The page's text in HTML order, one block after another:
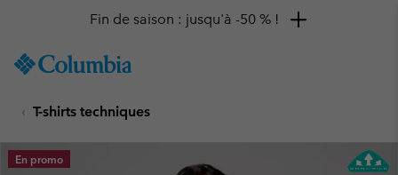
TO
SKIP
MAIN
NAV
Fin de saison : jusqu'à -50 % !
T-shirts techniques
En promo